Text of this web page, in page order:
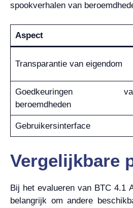
spookverhalen van
Aspect
Transparantie van eigendom
Goedkeuringen
beroemdheden
Gebruikersinterface
Vergelijkbare
Bij het evalueren van BTC 4.1
belangrijk om andere